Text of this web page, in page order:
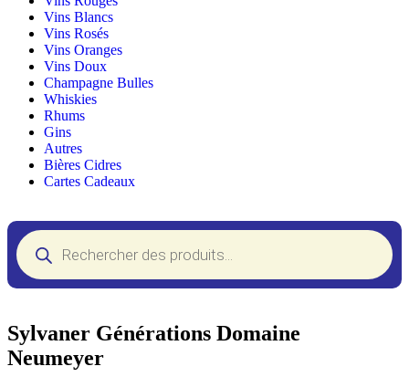
Vins Blancs
Vins Rosés
Vins Oranges
Vins Doux
Champagne Bulles
Whiskies
Rhums
Gins
Autres
Bières Cidres
Cartes Cadeaux
Sylvaner Générations Domaine
Neumeyer